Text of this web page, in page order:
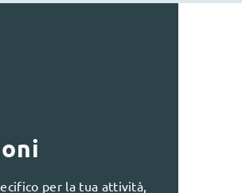
per la tua attività,